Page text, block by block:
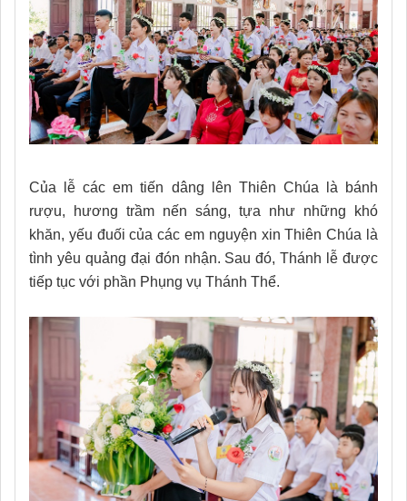
Của lễ các em tiến dâng lên Thiên Chúa là bánh
rượu, hương trầm nến sáng, tựa như những khó
khăn, yếu đuối của các em nguyện xin Thiên Chúa là
tình yêu quảng đại đón nhận. Sau đó, Thánh lễ được
tiếp tục với phần Phụng vụ Thánh Thể.